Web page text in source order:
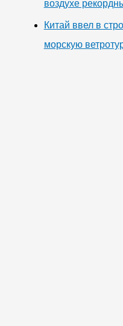
воздухе
Китай ввел в
морскую